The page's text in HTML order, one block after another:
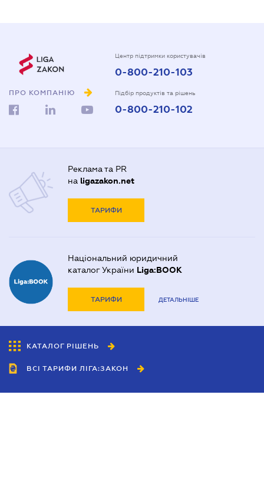
ПРО КОМПАНІЮ
Центр підтримки користувачів
0-800-210-103
Підбір продуктів та рішень
0-800-210-102
Реклама та PR
на ligazakon.net
ТАРИФИ
Національний юридичний
каталог України Liga:BOOK
ТАРИФИ ДЕТАЛЬНІШЕ
КАТАЛОГ РІШЕНЬ
ВСІ ТАРИФИ ЛІГА:ЗАКОН